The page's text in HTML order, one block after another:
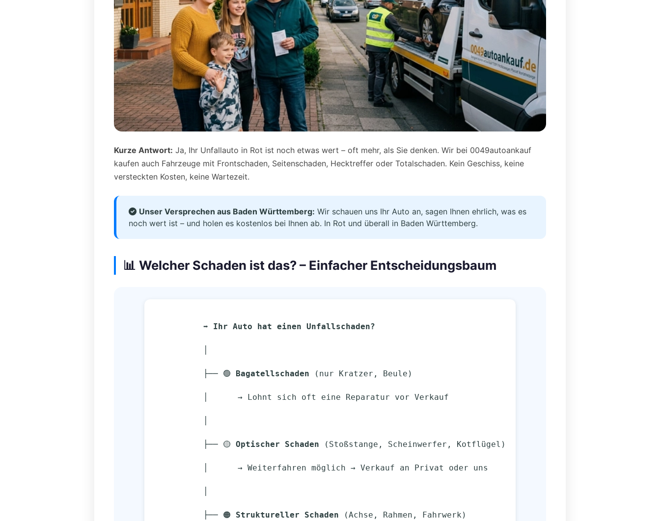
Kurze Antwort: Ja, Ihr Unfallauto in Rot ist noch etwas wert – oft mehr, als Sie denken. Wir bei 0049autoankauf
kaufen auch Fahrzeuge mit Frontschaden, Seitenschaden, Hecktreffer oder Totalschaden. Kein Geschiss, keine
versteckten Kosten, keine Wartezeit.
Unser Versprechen aus Baden Württemberg: Wir schauen uns Ihr Auto an, sagen Ihnen ehrlich, was es
noch wert ist – und holen es kostenlos bei Ihnen ab. In Rot und überall in Baden Württemberg.
📊 Welcher Schaden ist das? – Einfacher Entscheidungsbaum
➡️ Ihr Auto hat einen Unfallschaden?
          ├── 🟢
Bagatellschaden (nur Kratzer, Beule)
          │      → Lohnt sich oft eine Reparatur vor Verkauf
          ├── 🟡
Optischer Schaden (Stoßstange, Scheinwerfer, Kotflügel)
          │      → Weiterfahren möglich → Verkauf an Privat oder uns
          ├── 🟠
Struktureller Schaden (Achse, Rahmen, Fahrwerk)